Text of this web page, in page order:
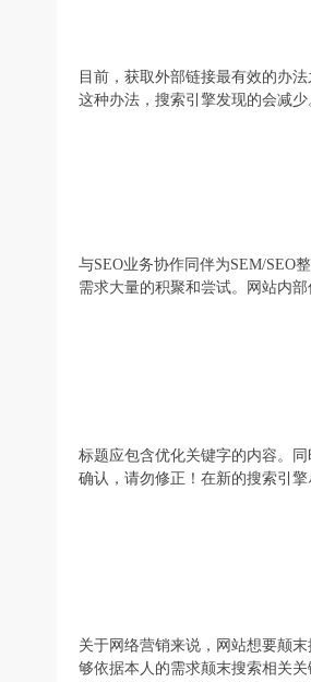
目前，获取外部链接最有效的办
这种办法，搜索引擎发现的会减少
与SEO业务协作同伴为SEM/SEO
需求大量的积聚和尝试。网站内
标题应包含优化关键字的内容。
确认，请勿修正！在新的搜索引
关于网络营销来说，网站想要颠
够依据本人的需求颠末搜索相关